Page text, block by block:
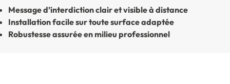
Message d’interdiction clair et visible à distance
Installation facile sur toute surface adaptée
Robustesse assurée en milieu professionnel